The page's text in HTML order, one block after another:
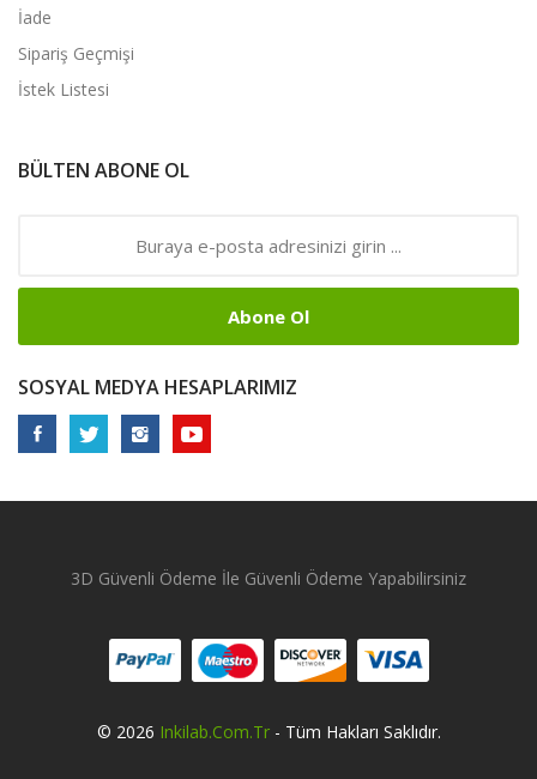
İade
Sipariş Geçmişi
İstek Listesi
BÜLTEN ABONE OL
Abone Ol
SOSYAL MEDYA HESAPLARIMIZ
3D Güvenli Ödeme İle Güvenli Ödeme Yapabilirsiniz
© 2026 Inkilab.com.tr- Tüm Hakları Saklıdır.